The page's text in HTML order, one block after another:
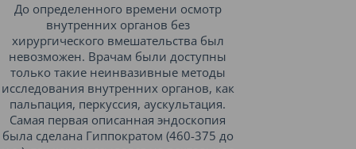
До определенного времени осмотр
внутренних органов без
хирургического вмешательства был
невозможен. Врачам были доступны
только такие неинвазивные методы
исследования внутренних органов, как
пальпация, перкуссия, аускультация.
Самая первая описанная эндоскопия
была сделана Гиппократом (460-375 до